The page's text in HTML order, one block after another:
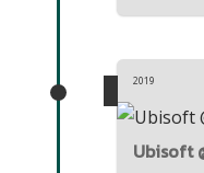
Ubisoft
2019